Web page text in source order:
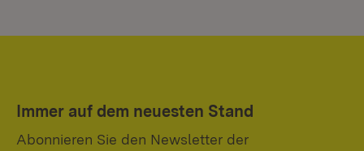
Immer auf dem neuesten Stand
Abonnieren Sie den Newsletter der